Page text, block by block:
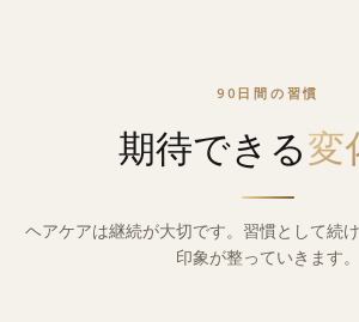
90日間の習慣
期待できる変
ヘアケアは継続が大切です。習慣として続
印象が整っていきます。